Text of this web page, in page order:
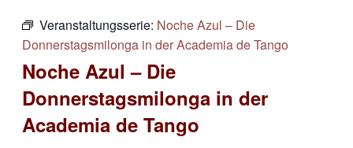
Veranstaltungsserie: Noche Azul – Die
Donnerstagsmilonga in der Academia de Tango
Noche Azul – Die
Donnerstagsmilonga in der
Academia de Tango